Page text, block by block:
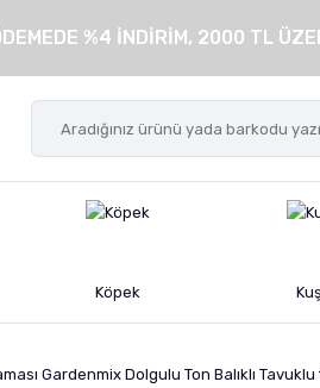
%4 İNDİRİM, 2000 TL
Köpek Kuş
Gardenmix Dolgulu Ton Balıklı Tavuklu